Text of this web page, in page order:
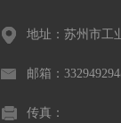
地址：苏州市工
邮箱：
传真：